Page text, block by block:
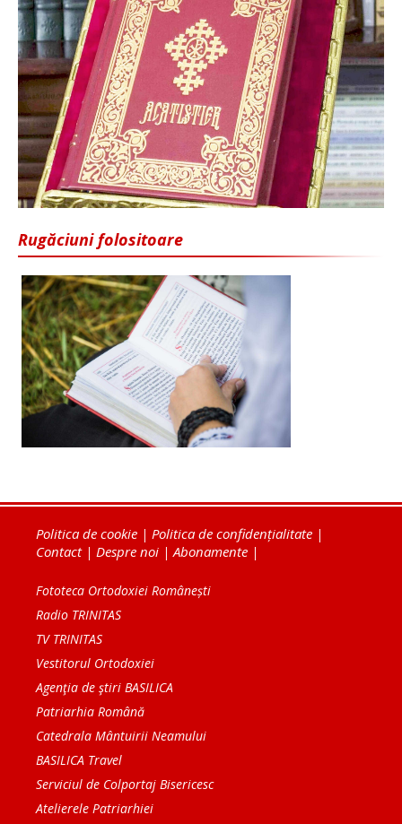
Rugăciuni folositoare
Politica de cookie | Politica de confidențialitate |
Contact| Despre noi | Abonamente |
Fototeca Ortodoxiei Românești
Radio TRINITAS
TV TRINITAS
Vestitorul Ortodoxiei
Agenţia de ştiri BASILICA
Patriarhia Română
Catedrala Mântuirii Neamului
BASILICA Travel
Serviciul de Colportaj Bisericesc
Atelierele Patriarhiei